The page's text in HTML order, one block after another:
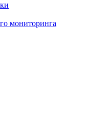
мониторинга